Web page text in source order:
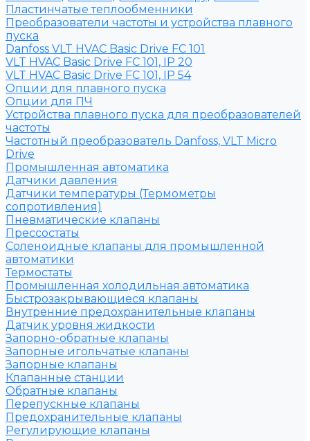
Пластинчатые теплообменники
Преобразователи частоты и устройства плавного
пуска
Danfoss VLT HVAC Basic Drive FC 101
VLT HVAC Basic Drive FC 101, IP 20
VLT HVAC Basic Drive FC 101, IP 54
Опции для плавного пуска
Опции для ПЧ
Устройства плавного пуска для преобразователей
частоты
Частотный преобразователь Danfoss, VLT Micro
Drive
Промышленная автоматика
Датчики давления
Датчики температуры (Термометры
сопротивления)
Пневматические клапаны
Прессостаты
Соленоидные клапаны для промышленной
автоматики
Термостаты
Промышленная холодильная автоматика
Быстрозакрывающиеся клапаны
Внутренние предохранительные клапаны
Датчик уровня жидкости
Запорно-обратные клапаны
Запорные игольчатые клапаны
Запорные клапаны
Клапанные станции
Обратные клапаны
Перепускные клапаны
Предохранительные клапаны
Регулирующие клапаны